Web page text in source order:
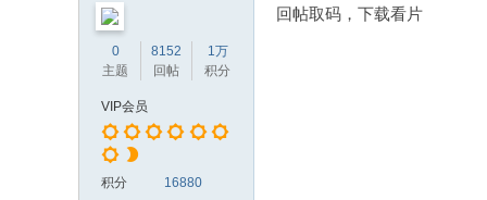
0
主题
8152
回帖
1万
积分
VIP会员
积分 16880
回帖取码，下载看片